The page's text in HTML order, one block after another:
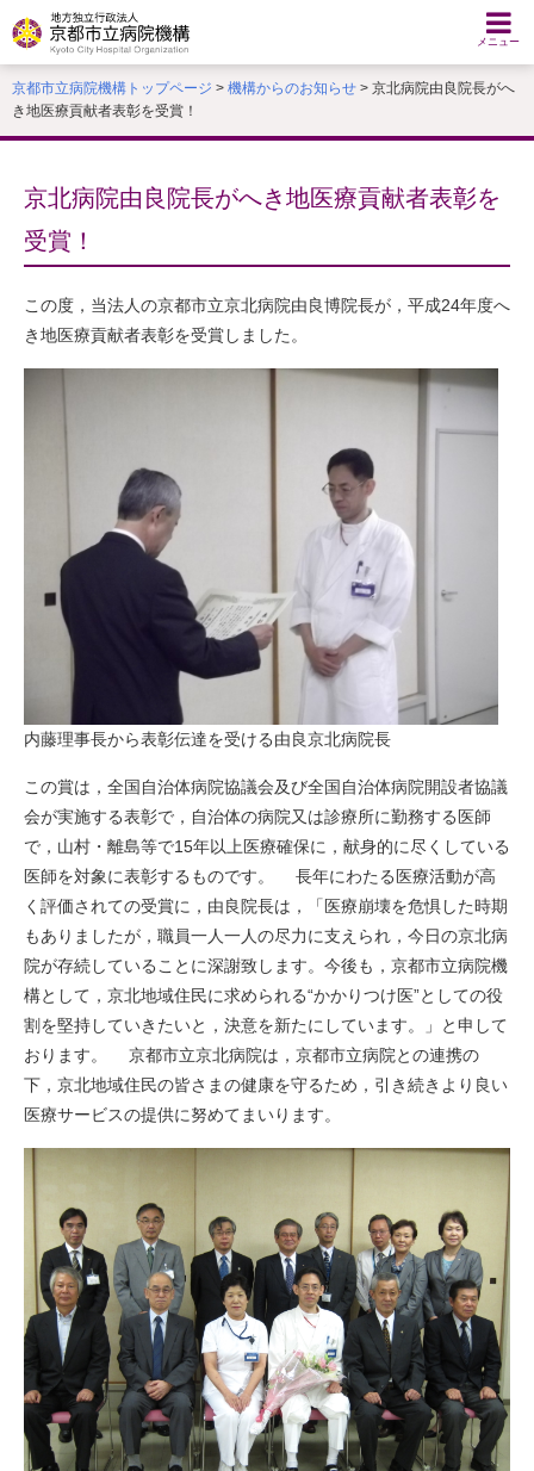
文
へ
移
動
す
メニュー
京都市立病院機構トップページ > 機構からのお知らせ > 京北病院由良院長がへ
き地医療貢献者表彰を受賞！
京北病院由良院長がへき地医療貢献者表彰を
受賞！
この度，当法人の京都市立京北病院由良博院長が，平成24年度へ
き地医療貢献者表彰を受賞しました。
内藤理事長から表彰伝達を受ける由良京北病院長
この賞は，全国自治体病院協議会及び全国自治体病院開設者協議
会が実施する表彰で，自治体の病院又は診療所に勤務する医師
で，山村・離島等で15年以上医療確保に，献身的に尽くしている
医師を対象に表彰するものです。 長年にわたる医療活動が高
く評価されての受賞に，由良院長は，「医療崩壊を危惧した時期
もありましたが，職員一人一人の尽力に支えられ，今日の京北病
院が存続していることに深謝致します。今後も，京都市立病院機
構として，京北地域住民に求められる“かかりつけ医”としての役
割を堅持していきたいと，決意を新たにしています。」と申して
おります。 京都市立京北病院は，京都市立病院との連携の
下，京北地域住民の皆さまの健康を守るため，引き続きより良い
医療サービスの提供に努めてまいります。